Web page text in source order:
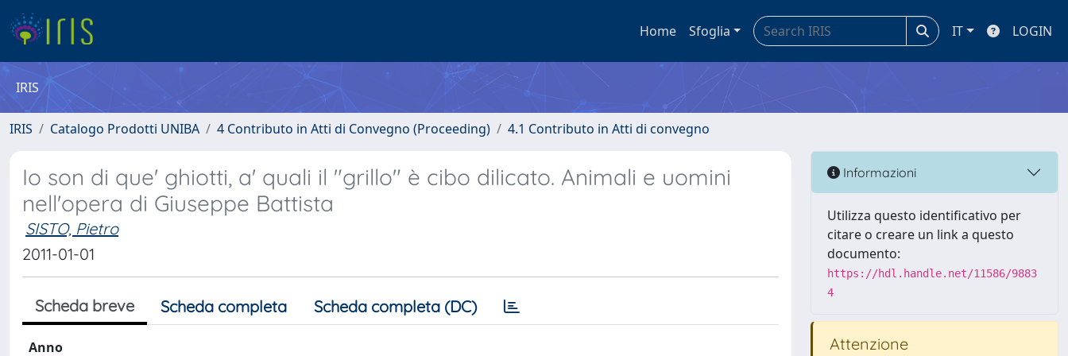
Home Sfoglia IT LOGIN
IRIS
IRIS Catalogo Prodotti UNIBA 4 Contributo in Atti di Convegno (Proceeding) 4.1 Contributo in Atti di convegno
Io son di que' ghiotti, a' quali il "grillo" è cibo dilicato. Animali e uomini
nell'opera di Giuseppe Battista
SISTO, Pietro
2011-01-01
Scheda breve Scheda completa Scheda completa (DC)
Anno
Informazioni
Utilizza questo identificativo per
citare o creare un link a questo
documento:
https://hdl.handle.net/11586/9883
4
Attenzione